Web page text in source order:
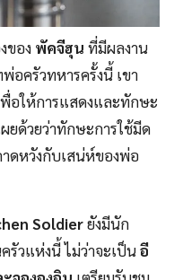
ของ พัคจีฮุน ที่มีผลงาน
อครัวทหารครั้งนี้ เขา
พื่อให้การแสดงและทักษะ
ผยด้วยว่าทักษะการใช้มีด
ดหวังกับเสน่ห์ของพ่อ
Soldierยังมีนัก
รัวแห่งนี้ ไม่ว่าจะเป็นอี